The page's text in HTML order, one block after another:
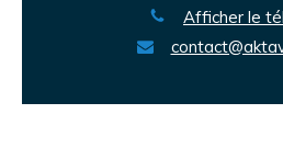
Afficher le